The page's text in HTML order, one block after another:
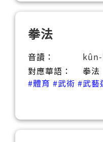
拳法
音讀：
對應華語：
拳法
#體育 #武術 #武藝